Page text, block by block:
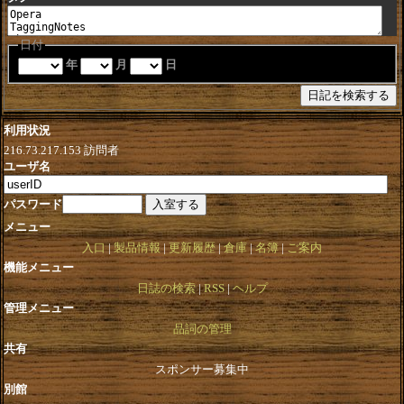
日付
年
月 日
利用状況
216.73.217.153訪問者
ユーザ名
パスワード
メニュー
入口 製品情報 更新履歴 倉庫 名簿 ご案内
機能メニュー
日誌の検索 RSS ヘルプ
管理メニュー
品詞の管理
共有
スポンサー募集中
別館